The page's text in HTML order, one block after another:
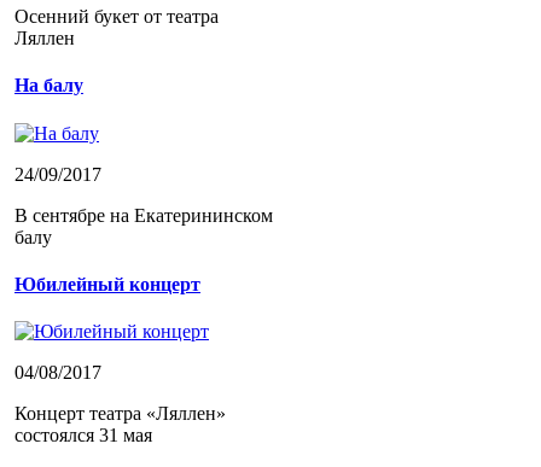
Осенний букет от театра
Ляллен
На балу
24/09/2017
В сентябре на Екатерининском
балу
Юбилейный концерт
04/08/2017
Концерт театра «Ляллен»
состоялся 31 мая